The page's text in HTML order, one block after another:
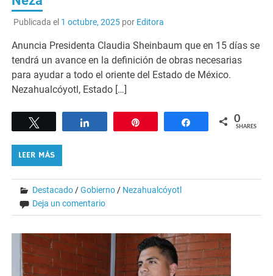
Publicada el 1 octubre, 2025por Editora
Anuncia Presidenta Claudia Sheinbaum que en 15 días se
tendrá un avance en la definición de obras necesarias
para ayudar a todo el oriente del Estado de México.
Nezahualcóyotl, Estado […]
Share 0
SHARES
LEER MÁS
Destacado /Gobierno / Nezahualcóyotl
Deja un comentario